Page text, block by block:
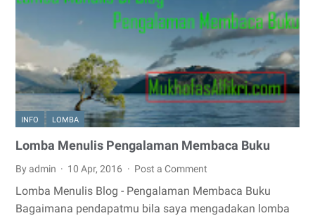
INFO LOMBA
Lomba Menulis Pengalaman Membaca Buku
By admin 10 Apr, 2016 Post a Comment
Lomba Menulis Blog - Pengalaman Membaca Buku
Bagaimana pendapatmu bila saya mengadakan lomba